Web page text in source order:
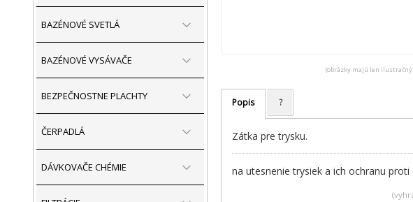
BAZÉNOVÉ SVETLÁ
BAZÉNOVÉ VYSÁVAČE
BEZPEČNOSTNE PLACHTY
ČERPADLÁ
DÁVKOVAČE CHÉMIE
(obrázky majú len
Popis ?
Zátka pre trysku.
na utesnenie trysiek a ich ochranu proti